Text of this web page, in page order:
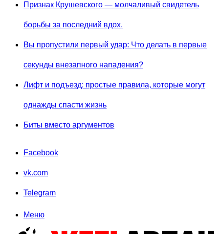
Признак Крушевского — молчаливый свидетель
борьбы за последний вдох.
Вы пропустили первый удар: Что делать в первые
секунды внезапного нападения?
Лифт и подъезд: простые правила, которые могут
однажды спасти жизнь
Биты вместо аргументов
Facebook
vk.com
Telegram
Меню